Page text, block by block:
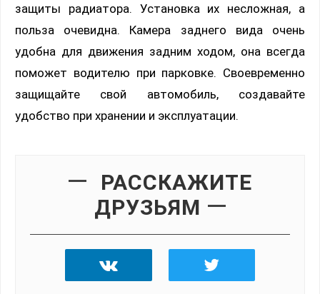
защиты радиатора. Установка их несложная, а
польза очевидна. Камера заднего вида очень
удобна для движения задним ходом, она всегда
поможет водителю при парковке. Своевременно
защищайте свой автомобиль, создавайте
удобство при хранении и эксплуатации.
РАССКАЖИТЕ
ДРУЗЬЯМ